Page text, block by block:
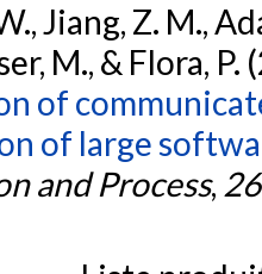
Jiang, Z. M.,
M., & Flora, P.
of
of large
and Process, 26